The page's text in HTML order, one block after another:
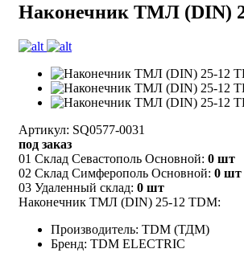
Наконечник ТМЛ (DIN)
Артикул: SQ0577-0031
под заказ
01 Склад Севастополь Основной: 0 шт
02 Склад Симферополь Основной: 0 шт
03 Удаленный склад: 0 шт
Наконечник ТМЛ (DIN) 25-12 TDM:
Производитель: TDM (ТДМ)
Бренд: TDM ELECTRIC